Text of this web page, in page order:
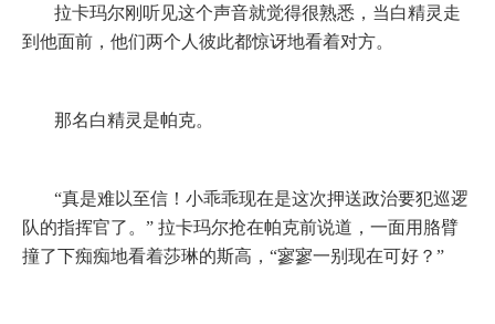
拉卡玛尔刚听见这个声音就觉得很熟悉，当白精灵走
到他面前，他们两个人彼此都惊讶地看着对方。
那名白精灵是帕克。
“真是难以至信！小乖乖现在是这次押送政治要犯巡逻
队的指挥官了。” 拉卡玛尔抢在帕克前说道，一面用胳臂
撞了下痴痴地看着莎琳的斯高，“寥寥一别现在可好？”